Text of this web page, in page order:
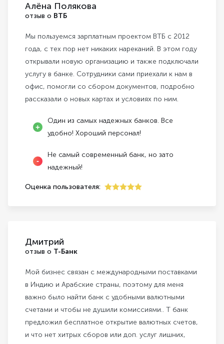
Алёна Полякова
отзыв о ВТБ
Мы пользуемся зарплатным проектом ВТБ с 2012
года, с тех пор нет никаких нареканий. В этом году
открывали новую организацию и также подключали
услугу в банке. Сотрудники сами приехали к нам в
офис, помогли со сбором документов, подробно
рассказали о новых картах и условиях по ним.
Один из самых надежных банков. Все
удобно! Хороший персонал!
Не самый современный банк, но зато
надежный!
Оценка пользователя:
Дмитрий
отзыв о Т-Банк
Мой бизнес связан с международными поставками
в Индию и Арабские страны, поэтому для меня
важно было найти банк с удобными валютными
счетами и чтобы не душили комиссиями.. Т банк
предложил бесплатное открытие валютных счетов,
и что нет хитрых сборов или доп. услуг лишних,